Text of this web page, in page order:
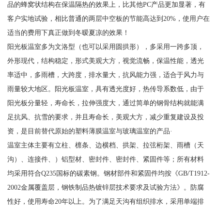
品的蜂窝状结构在保温隔热的效果上，比其他PC产品更加显著，有
客户实地试验，相比普通的两层中空板的节能高达到20%，使用户在
适当的费用下真正做到冬暧夏凉的效果！
阳光板温室多为文洛型（也可以采用圆拱形），多采用一跨多顶，
外形现代，结构稳定，形式美观大方，视觉流畅，保温性能，透光
率适中，多雨槽，大跨度，排水量大，抗风能力强，适合于风力与
雨量较大地区。阳光板温室，具有透光度好，热传导系数低，由于
阳光板分量轻，寿命长，拉伸强度大，通过简单的钢骨结构就能满
足抗风、抗雪的要求，并且寿命长，美观大方，减少重复建设及投
资，是目前替代原始的塑料薄膜温室与玻璃温室的产品·
温室主体主要有立柱、檩条、边横档、拱架、拉弦桁架、雨槽（天
沟）、连接件、）铝型材、密封件、密封件、紧固件等；所有材料
均采用符合Q235国标的碳素钢。钢材部件和紧固件均按《GB/T1912-
2002金属覆盖层，钢铁制品热镀锌层技术要求及试验方法》。防腐
性好，使用寿命20年以上。为了满足天沟有组织排水，采用单端排